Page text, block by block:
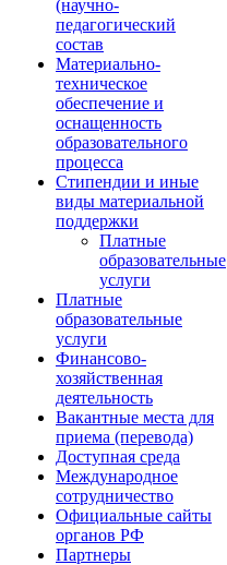
(научно-
педагогический
состав
Материально-
техническое
обеспечение и
оснащенность
образовательного
процесса
Стипендии и иные
виды материальной
поддержки
Платные
образовательные
услуги
Платные
образовательные
услуги
Финансово-
хозяйственная
деятельность
Вакантные места для
приема (перевода)
Доступная среда
Международное
сотрудничество
Официальные сайты
органов РФ
Партнеры